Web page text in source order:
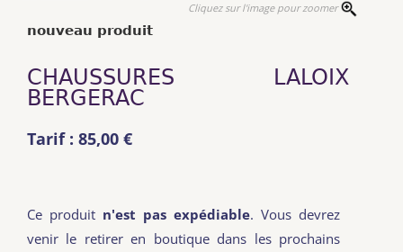
Cliquez sur l'image pour zoomer
nouveau produit
CHAUSSURES LALOIX
BERGERAC
Tarif : 85,00 €
Ce produit n'est pas expédiable. Vous devrez
venir le retirer en boutique dans les prochains